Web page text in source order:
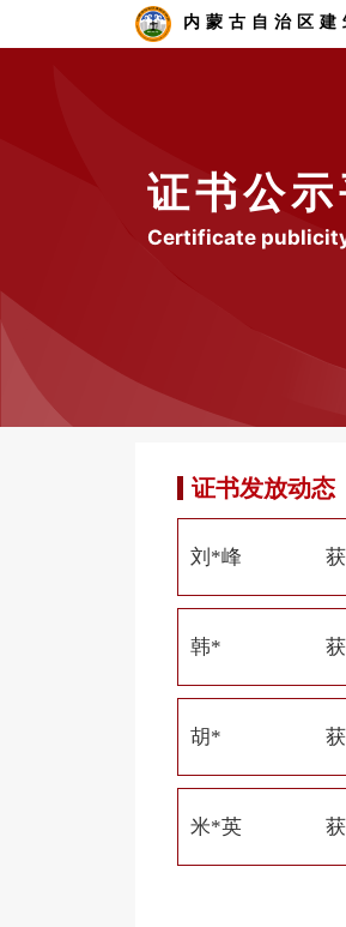
内蒙古自治区建
证书公示
Certificate
证书发放动态
刘*峰
韩*
胡*
米*英